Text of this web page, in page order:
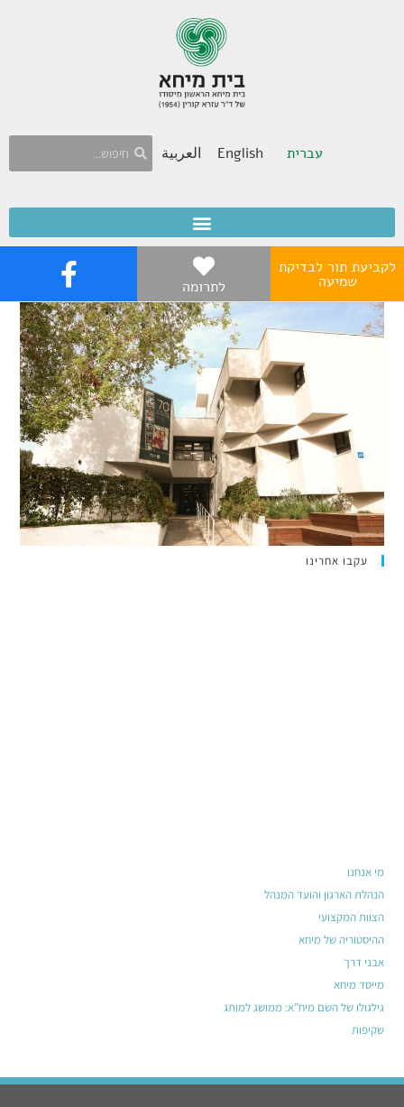
עברית English العربية
לקביעת תור לבדיקת
שמיעה לתרומה
עקבו אחרינו
מי אנחנו
הנהלת הארגון והועד המנהל
הצוות המקצועי
ההיסטוריה של מיחא
אבני דרך
מייסד מיחא
גילגולו של השם מיח”א: ממושג למותג
שקיפות